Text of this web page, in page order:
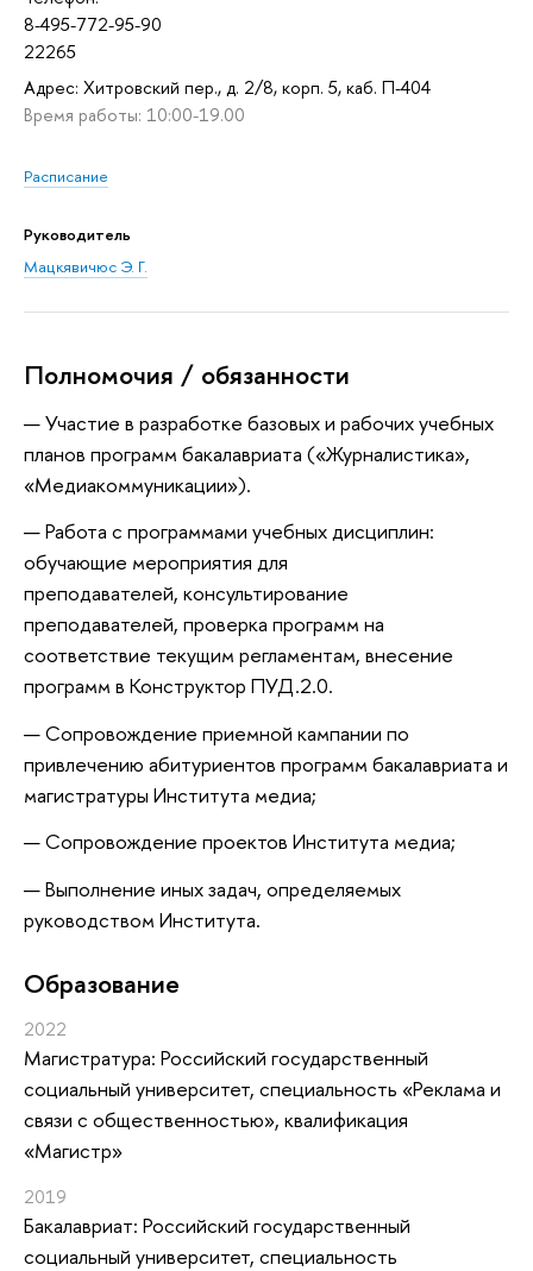
8-495-772-95-90
22265
Адрес: Хитровский пер., д. 2/8, корп. 5, каб. П-404
Время работы: 10:00-19.00
Расписание
Руководитель
Мацкявичюс Э. Г.
Полномочия / обязанности
— Участие в разработке базовых и рабочих учебных
планов программ бакалавриата («Журналистика»,
«Медиакоммуникации»).
— Работа с программами учебных дисциплин:
обучающие мероприятия для
преподавателей, консультирование
преподавателей, проверка программ на
соответствие текущим регламентам, внесение
программ в Конструктор ПУД.2.0.
— Сопровождение приемной кампании по
привлечению абитуриентов программ бакалавриата и
магистратуры Института медиа;
— Сопровождение проектов Института медиа;
— Выполнение иных задач, определяемых
руководством Института.
Oбразование
2022
Магистратура: Российский государственный
социальный университет, специальность «Реклама и
связи с общественностью», квалификация
«Магистр»
2019
Бакалавриат: Российский государственный
социальный университет, специальность